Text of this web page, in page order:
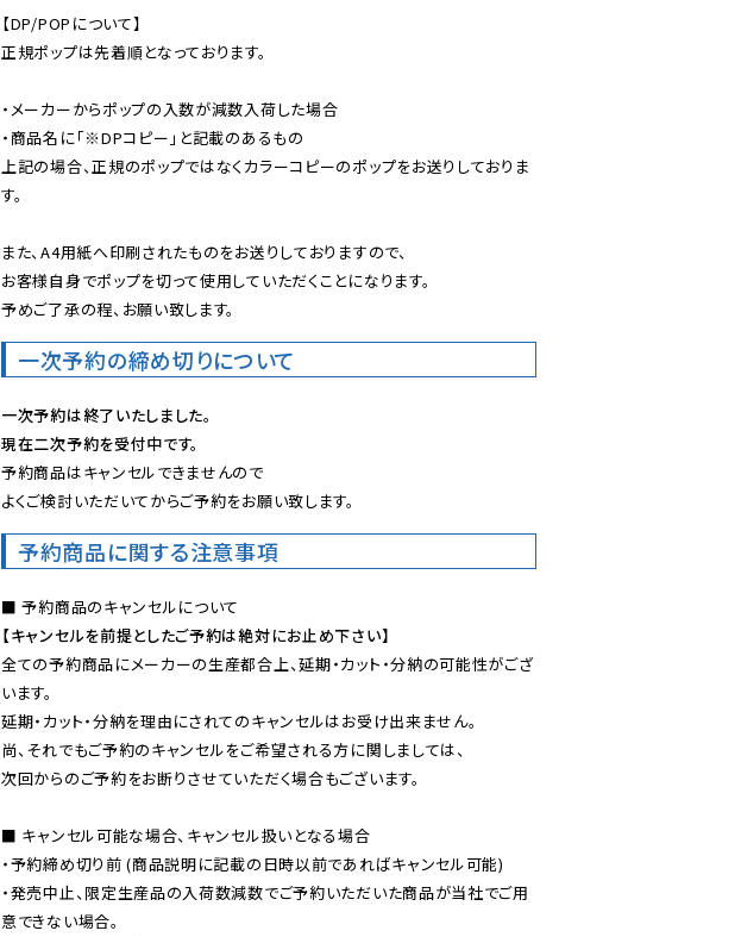
【DP/POPについて】
正規ポップは先着順となっております。
・メーカーからポップの入数が減数入荷した場合
・商品名に「※DPコピー」と記載のあるもの
上記の場合、正規のポップではなくカラーコピーのポップをお送りしておりま
す。
また、A4用紙へ印刷されたものをお送りしておりますので、
お客様自身でポップを切って使用していただくことになります。
予めご了承の程、お願い致します。
一次予約の締め切りについて
一次予約は終了いたしました。
現在二次予約を受付中です。
予約商品はキャンセルできませんので
よくご検討いただいてからご予約をお願い致します。
予約商品に関する注意事項
【キャンセルを前提としたご予約は絶対にお止め下さい】
全ての予約商品にメーカーの生産都合上、延期・カット・分納の可能性がござ
います。
延期・カット・分納を理由にされてのキャンセルはお受け出来ません。
尚、それでもご予約のキャンセルをご希望される方に関しましては、
次回からのご予約をお断りさせていただく場合もございます。
■ キャンセル可能な場合、キャンセル扱いとなる場合
・予約締め切り前 (商品説明に記載の日時以前であればキャンセル可能)
・発売中止、限定生産品の入荷数減数でご予約いただいた商品が当社でご用
意できない場合。